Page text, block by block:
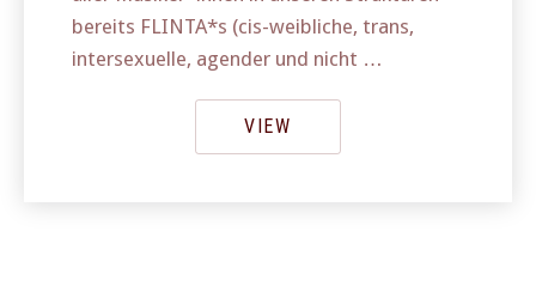
bereits FLINTA*s (cis-weibliche, trans,
intersexuelle, agender und nicht …
VIEW